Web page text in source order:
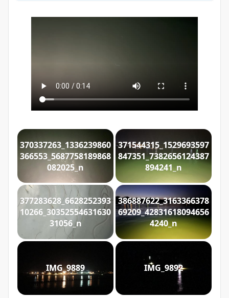
370337263_1336239860
366553_5687758189868
082025_n
371544315_1529693597
847351_7382656124387
894241_n
377283628_6628252393
10266_30352554631630
31056_n
386887622_3163366378
69209_42831618094656
4240_n
IMG_9889 IMG_9892